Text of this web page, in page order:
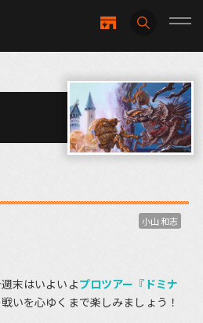
小山 和志
末はいよいよプロツアー『ドミナ
いを心ゆくまで楽しみましょう！